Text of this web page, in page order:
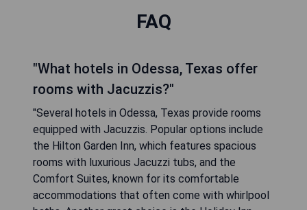
FAQ
"What hotels in Odessa, Texas offer
rooms with Jacuzzis?"
"Several hotels in Odessa, Texas provide rooms
equipped with Jacuzzis. Popular options include
the Hilton Garden Inn, which features spacious
rooms with luxurious Jacuzzi tubs, and the
Comfort Suites, known for its comfortable
accommodations that often come with whirlpool